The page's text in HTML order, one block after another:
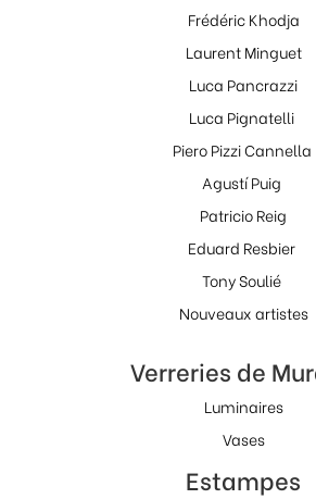
Frédéric Khodja
Laurent Minguet
Luca Pancrazzi
Luca Pignatelli
Piero Pizzi Cannella
Agustí Puig
Patricio Reig
Eduard Resbier
Tony Soulié
Nouveaux artistes
Verreries de
Luminaires
Vases
Estampes